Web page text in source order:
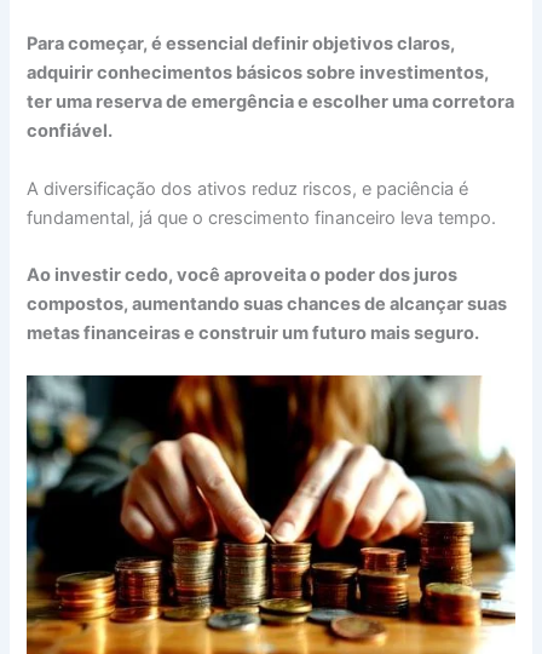
Para começar, é essencial definir objetivos claros,
adquirir conhecimentos básicos sobre investimentos,
ter uma reserva de emergência e escolher uma corretora
confiável.
A diversificação dos ativos reduz riscos, e paciência é
fundamental, já que o crescimento financeiro leva tempo.
Ao investir cedo, você aproveita o poder dos juros
compostos, aumentando suas chances de alcançar suas
metas financeiras e construir um futuro mais seguro.